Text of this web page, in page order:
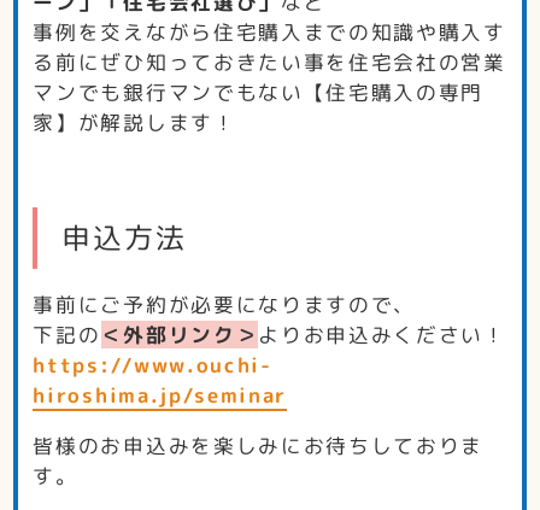
事例を交えながら住宅購入までの知識や購入す
る前にぜひ知っておきたい事を住宅会社の営業
マンでも銀行マンでもない【住宅購入の専門
家】が解説します！
申込方法
事前にご予約が必要になりますので、
下記の ＜外部リンク＞ よりお申込みください！
https://www.ouchi-
hiroshima.jp/seminar
皆様のお申込みを楽しみにお待ちしておりま
す。